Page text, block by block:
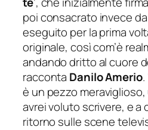
poi consacrato invece da
eseguito per la prima
originale, così com’è
andando dritto al cuore
racconta Danilo Amerio.
è un pezzo
avrei voluto scrivere, e a
ritorno sulle scene